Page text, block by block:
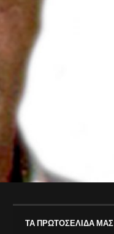
ΤΑ ΠΡΩΤΟΣΕΛΙΔΑ ΜΑΣ